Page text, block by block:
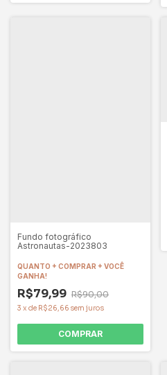
Fundo fotográfico
Astronautas-2023803
QUANTO + COMPRAR + VOCÊ
GANHA!
R$79,99 R$90,00
3 x de R$26,66 sem juros
COMPRAR